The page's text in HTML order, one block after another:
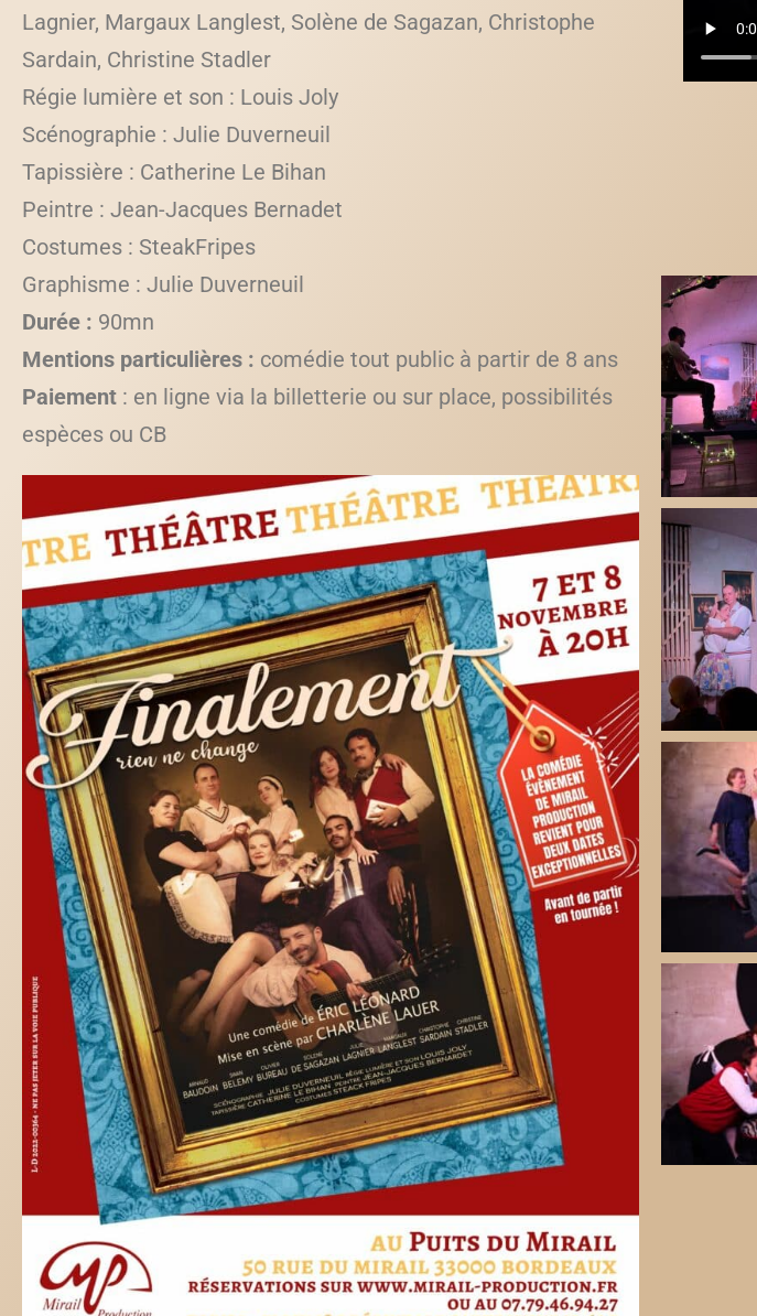
Lagnier, Margaux Langlest, Solène de Sagazan, Christophe
Sardain, Christine Stadler
Régie lumière et son : Louis Joly
Scénographie : Julie Duverneuil
Tapissière : Catherine Le Bihan
Peintre : Jean-Jacques Bernadet
Costumes : SteakFripes
Graphisme : Julie Duverneuil
Durée : 90mn
Mentions particulières : comédie tout public à partir de 8 ans
Paiement : en ligne via la billetterie ou sur place, possibilités
espèces ou CB